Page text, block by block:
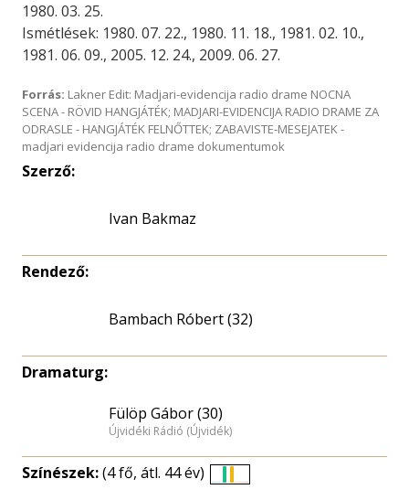
1980. 03. 25.
Ismétlések: 1980. 07. 22., 1980. 11. 18., 1981. 02. 10.,
1981. 06. 09., 2005. 12. 24., 2009. 06. 27.
Forrás: Lakner Edit: Madjari-evidencija radio drame NOCNA
SCENA - RÖVID HANGJÁTÉK; MADJARI-EVIDENCIJA RADIO DRAME ZA
ODRASLE - HANGJÁTÉK FELNŐTTEK; ZABAVISTE-MESEJATEK -
madjari evidencija radio drame dokumentumok
Szerző:
Ivan Bakmaz
Rendező:
Bambach Róbert (32)
Dramaturg:
Fülöp Gábor (30)
Újvidéki Rádió (Újvidék)
Színészek:(4 fő, átl. 44 év)